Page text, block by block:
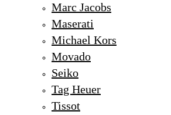
Marc Jacobs
Maserati
Michael Kors
Movado
Seiko
Tag Heuer
Tissot